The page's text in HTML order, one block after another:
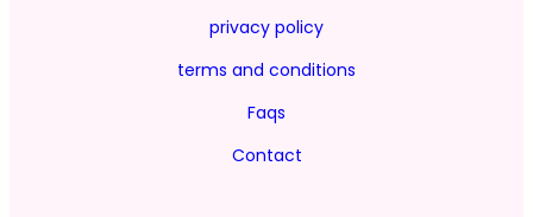
privacy policy
terms and conditions
Faqs
Contact